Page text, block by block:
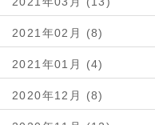
2021年02月 (8)
2021年01月 (4)
2020年12月 (8)